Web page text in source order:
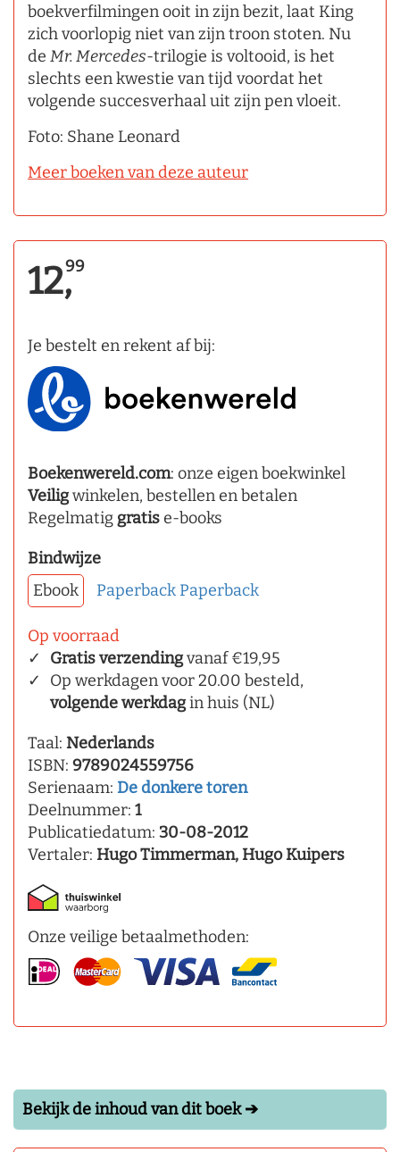
boekverfilmingen ooit in zijn bezit, laat King
zich voorlopig niet van zijn troon stoten. Nu
de Mr. Mercedes­-trilogie is voltooid, is het
slechts een kwestie van tijd voordat het
volgende succesverhaal uit zijn pen vloeit.
Foto: Shane Leonard
Meer boeken van deze auteur
12,99
Je bestelt en rekent af bij:
Boekenwereld.com: onze eigen boekwinkel
Veiligwinkelen, bestellen en betalen
Regelmatig gratise-books
Bindwijze
Ebook
Paperback Paperback
Op voorraad
Gratis verzendingvanaf €19,95
Op werkdagen voor 20.00 besteld,
volgende werkdagin huis (NL)
Taal: Nederlands
ISBN: 9789024559756
Serienaam: De donkere toren
Deelnummer: 1
Publicatiedatum: 30-08-2012
Vertaler: Hugo Timmerman, Hugo Kuipers
Onze veilige betaalmethoden:
Bekijk de inhoud van dit boek ➔